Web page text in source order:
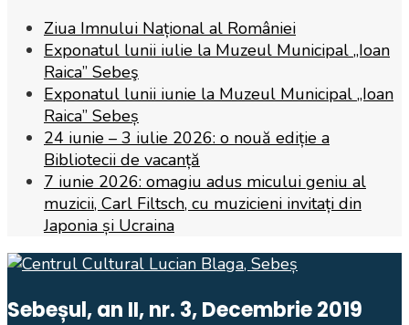
Ziua Imnului Național al României
Exponatul lunii iulie la Muzeul Municipal „Ioan
Raica” Sebeş
Exponatul lunii iunie la Muzeul Municipal „Ioan
Raica” Sebeș
24 iunie – 3 iulie 2026: o nouă ediție a
Bibliotecii de vacanță
7 iunie 2026: omagiu adus micului geniu al
muzicii, Carl Filtsch, cu muzicieni invitați din
Japonia și Ucraina
Sebeșul, an II, nr. 3, Decembrie 2019